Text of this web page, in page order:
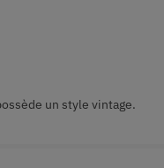
un style vintage.